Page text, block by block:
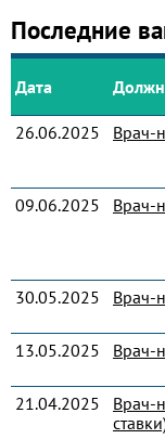
Последние
Дата
26.06.2025 Врач-
09.06.2025
Врач-
30.05.2025
Врач-
13.05.2025
Врач-
21.04.2025
Врач-